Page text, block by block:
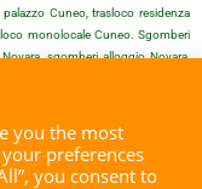
Cuneo, trasloco residenza
monolocale Cuneo. Sgomberi
sgomberi alloggio Novara,
Novara. Trasloco appartamenti
Novara, trasloco abitazione
domicilio Novara, trasloco
Vercelli, sgomberi case Vercelli,
you the most
preferences
you consent to